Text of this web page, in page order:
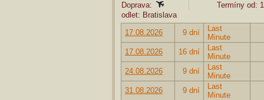
Doprava:
Termíny od:
odlet: Bratislava
17.08.2026
9 dní
Last
Minute
17.08.2026
16 dní
Last
Minute
24.08.2026
9 dní
Last
Minute
31.08.2026
9 dní
Last
Minute